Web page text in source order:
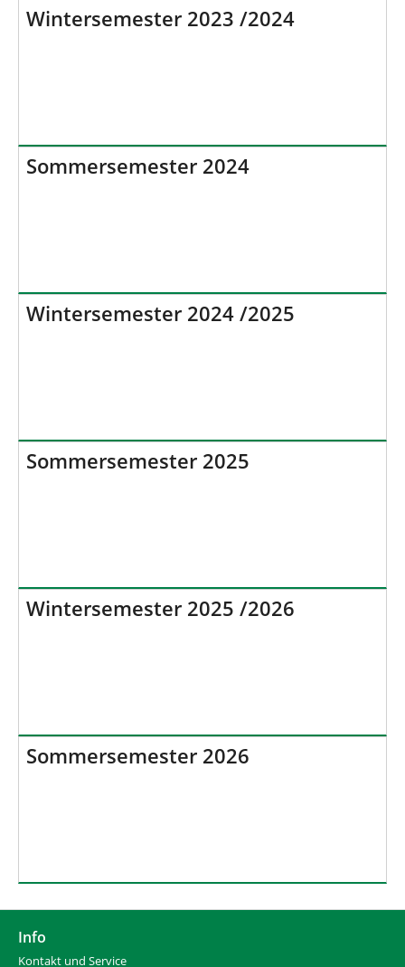
Wintersemester 2023 /2024
Sommersemester 2024
Wintersemester 2024 /2025
Sommersemester 2025
Wintersemester 2025 /2026
Sommersemester 2026
Info
Kontakt und Service